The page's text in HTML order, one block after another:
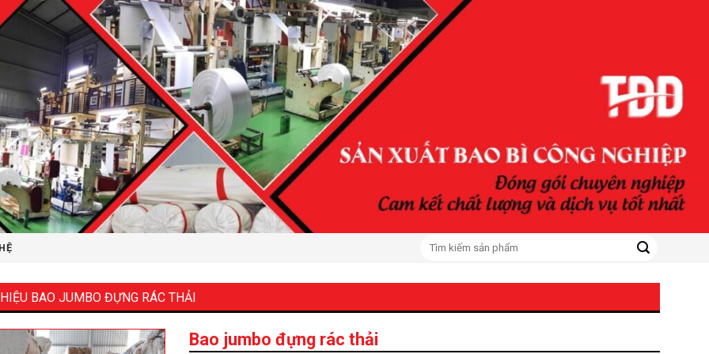
Tìm
BAO JUMBO ĐỰNG RÁC THẢI
Bao jumbo đựng rác thải